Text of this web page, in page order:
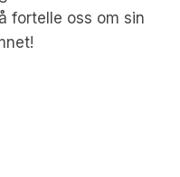
fortelle oss om sin